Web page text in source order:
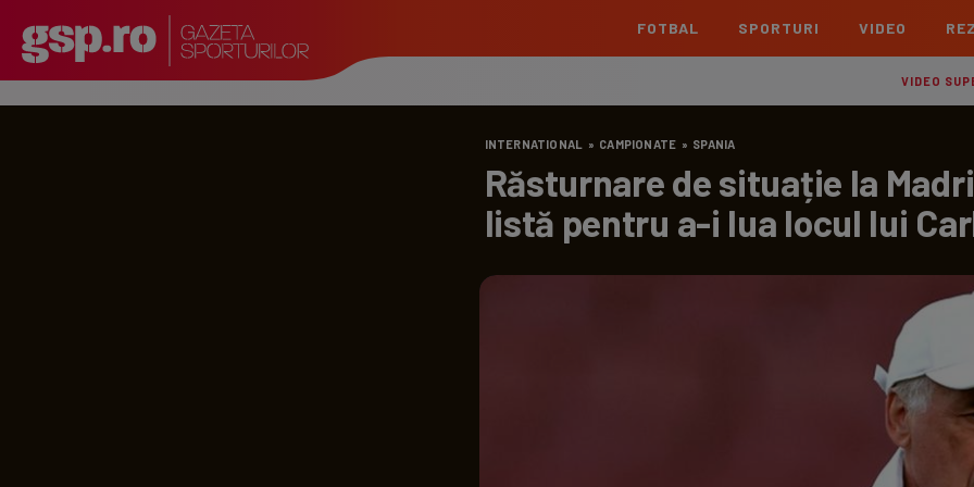
FOTBAL
Echipe
Liga 2
Echipe Meciuri Clasament
Echipe Meciuri
Echipe
Echipe
SPORTURI VIDEO
VIDEO
INTERNATIONAL » CAMPIONATE » SPANIA
Răsturnare de situație la
listă pentru a-i lua locul lui